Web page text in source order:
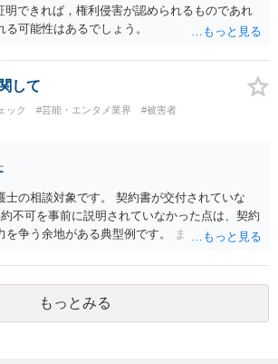
明できれば，権利侵害が認められるものであれ
可能性はあるでしょう。
して
ック #芸能・エンタメ業界 #被害者
士の相談対象です。 契約書が交付されていな
不可を事前に説明されていなかった点は、契約
を争う余地がある典型例です。 まずは、運営と
か。 また同時並行で（もしまだされていないの
意思の明確化はしておくべきだと考えます。
もっとみる